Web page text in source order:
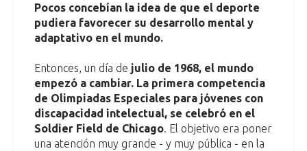
Pocos concebían la idea de que el deporte
pudiera favorecer su desarrollo mental y
adaptativo en el mundo.
Entonces, un día de julio de 1968, el mundo
empezó a cambiar. La primera competencia
de Olimpiadas Especiales para jóvenes con
discapacidad intelectual, se celebró en el
Soldier Field de Chicago . El objetivo era poner
una atención muy grande - y muy pública - en la